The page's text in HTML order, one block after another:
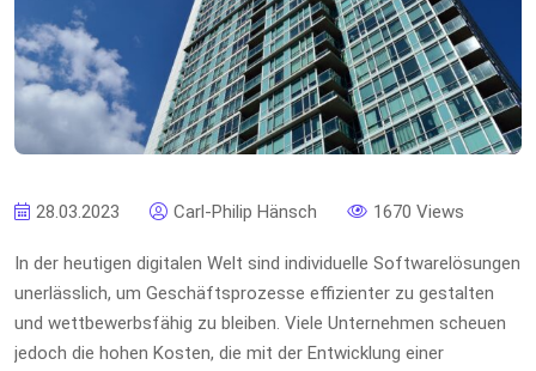
28.03.2023 Carl-Philip Hänsch 1670 Views
In der heutigen digitalen Welt sind individuelle Softwarelösungen
unerlässlich, um Geschäftsprozesse effizienter zu gestalten
und wettbewerbsfähig zu bleiben. Viele Unternehmen scheuen
jedoch die hohen Kosten, die mit der Entwicklung einer